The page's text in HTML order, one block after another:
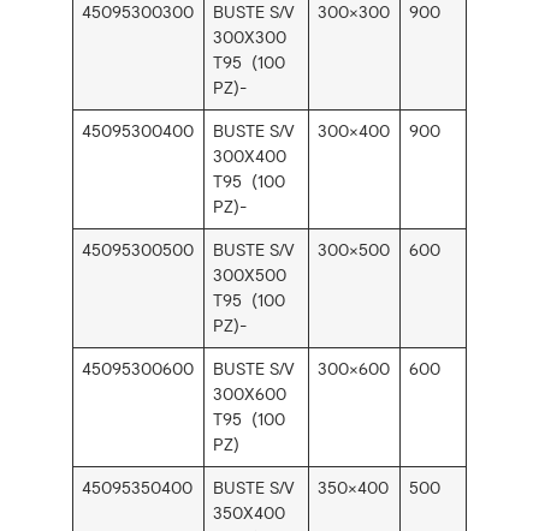
45095300300
BUSTE S/V
300X300
T95 (100
PZ)-
300×300 900
45095300400
BUSTE S/V
300X400
T95 (100
PZ)-
300×400 900
45095300500
BUSTE S/V
300X500
T95 (100
PZ)-
300×500 600
45095300600
BUSTE S/V
300X600
T95 (100
PZ)
300×600 600
45095350400
BUSTE S/V
350X400
350×400 500